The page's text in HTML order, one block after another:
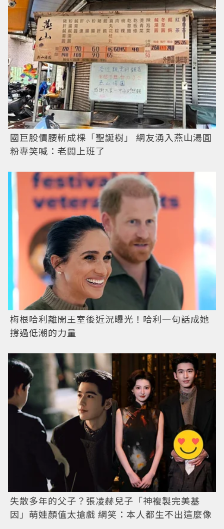
國巨股價腰斬成棵「聖誕樹」 網友湧入燕山湯圓
粉專笑喊：老闆上班了
梅根哈利離開王室後近況曝光！哈利一句話成她
撐過低潮的力量
失散多年的父子？張凌赫兒子「神複製完美基
因」萌娃顏值太搶戲 網笑：本人都生不出這麼像